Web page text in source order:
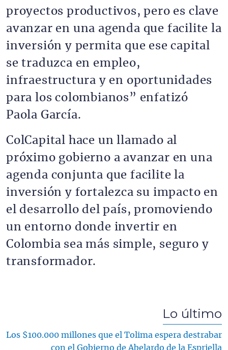
proyectos productivos, pero es clave
avanzar en una agenda que facilite la
inversión y permita que ese capital
se traduzca en empleo,
infraestructura y en oportunidades
para los colombianos” enfatizó
Paola García.
ColCapital hace un llamado al
próximo gobierno a avanzar en una
agenda conjunta que facilite la
inversión y fortalezca su impacto en
el desarrollo del país, promoviendo
un entorno donde invertir en
Colombia sea más simple, seguro y
transformador.
Lo último
Los $100.000 millones que el Tolima espera destrabar
con el Gobierno de Abelardo de la Espriella